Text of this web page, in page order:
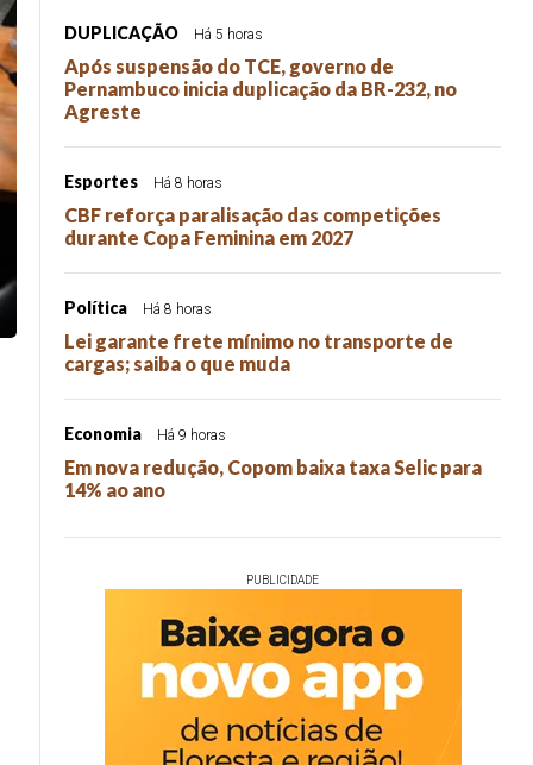
DUPLICAÇÃO Há 5 horas
Após suspensão do TCE, governo de
Pernambuco inicia duplicação da BR-232, no
Agreste
Esportes Há 8 horas
CBF reforça paralisação das competições
durante Copa Feminina em 2027
Política Há 8 horas
Lei garante frete mínimo no transporte de
cargas; saiba o que muda
Economia Há 9 horas
Em nova redução, Copom baixa taxa Selic para
14% ao ano
PUBLICIDADE